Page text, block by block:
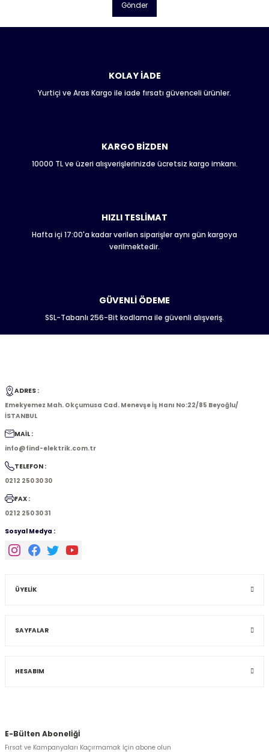
Gönder
KOLAY İADE
Yurtiçi ve Aras Kargo ile iade fırsatı güvenceli ürünler.
KARGO BİZDEN
10000 TL ve üzeri alışverişlerinizde ücretsiz kargo imkanı.
HIZLI TESLİMAT
Hafta içi 17:00'a kadar verilen siparişler aynı gün kargoya
verilmektedir.
GÜVENLİ ÖDEME
SSL-Tabanlı 256-Bit kodlama ile güvenli alışveriş.
ADRES :
Emekyemez Mah. Okçumusa Cad. Menevşe İş Hanı No:22/85 Beyoğlu/
İSTANBUL
MAİL :
info@find-elektrik.com.tr
TELEFON :
0212 250 30 30
FAX :
0212 250 30 31
Sosyal Medya :
ÜYELİK
SAYFALAR
HESABIM
E-Bülten Abonelİğİ
Fırsat ve Kampanyaları Kaçırmamak İçin abone olun